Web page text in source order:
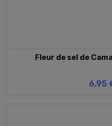
Fleur de sel de
6,95